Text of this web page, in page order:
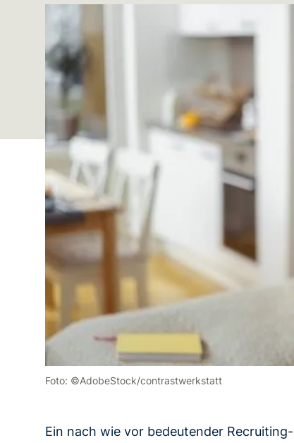
Foto: ©AdobeStock/contrastwerkstatt
Ein nach wie vor bedeutender